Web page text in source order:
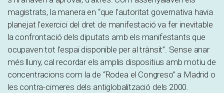
magistrats, la manera en “que l’autoritat governativa havia
planejat l’exercici del dret de manifestació va fer inevitable
la confrontació dels diputats amb els manifestants que
ocupaven tot l’espai disponible per al trànsit”. Sense anar
més lluny, cal recordar els amplis dispositius amb motiu de
concentracions com la de “Rodea el Congreso” a Madrid o
les contra-cimeres dels antiglobalització dels 2000.